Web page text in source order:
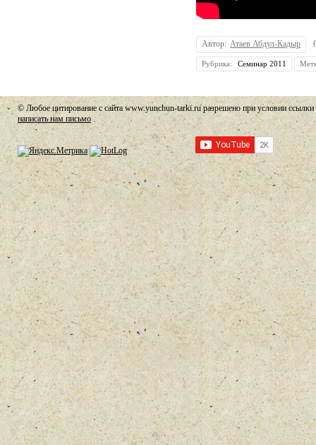
Автор: Атаев Абдул-Кадыр
Рубрика: Семинар 2011
© Любое цитирование с сайта www.yunchun-tarki.ru разрешено при условии ссылки
написать нам письмо